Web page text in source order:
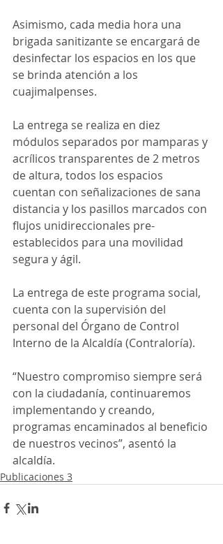
Asimismo, cada media hora una
brigada sanitizante se encargará de
desinfectar los espacios en los que
se brinda atención a los
cuajimalpenses.
La entrega se realiza en diez
módulos separados por mamparas y
acrílicos transparentes de 2 metros
de altura, todos los espacios
cuentan con señalizaciones de sana
distancia y los pasillos marcados con
flujos unidireccionales pre-
establecidos para una movilidad
segura y ágil.
La entrega de este programa social,
cuenta con la supervisión del
personal del Órgano de Control
Interno de la Alcaldía (Contraloría).
“Nuestro compromiso siempre será
con la ciudadanía, continuaremos
implementando y creando,
programas encaminados al beneficio
de nuestros vecinos”, asentó la
alcaldía.
Publicaciones 3